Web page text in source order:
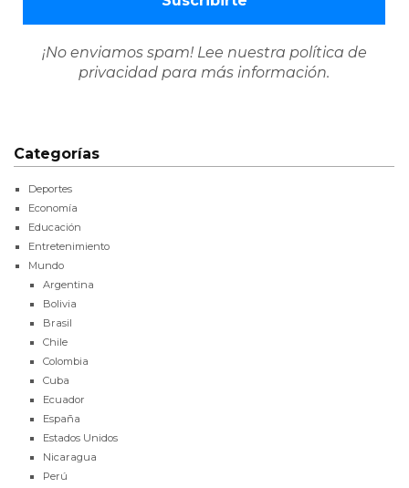
¡No enviamos spam! Lee nuestra política de
privacidad para más información.
Categorías
Deportes
Economía
Educación
Entretenimiento
Mundo
Argentina
Bolivia
Brasil
Chile
Colombia
Cuba
Ecuador
España
Estados Unidos
Nicaragua
Perú